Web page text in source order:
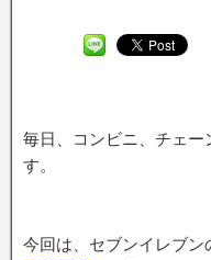
毎日、コンビニ、チェー
す。
今回は、セブンイレブン